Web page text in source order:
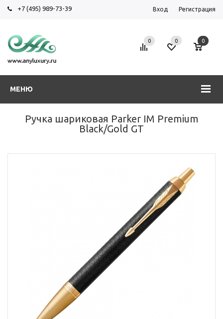
+7 (495) 989-73-39 Вход Регистрация
МЕНЮ
0 0 0
Ручка шариковая Parker IM Premium
Black/Gold GT